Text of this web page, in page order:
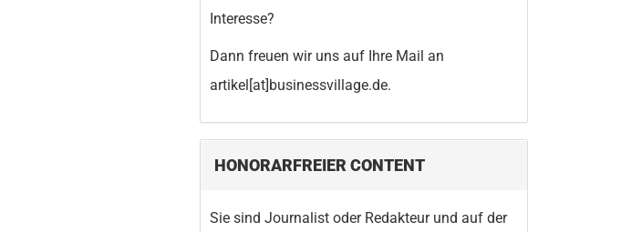
Interesse?
Dann freuen wir uns auf Ihre Mail an
artikel[at]businessvillage.de.
HONORARFREIER CONTENT
Sie sind Journalist oder Redakteur und auf der